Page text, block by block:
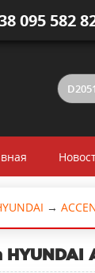
095 582
→